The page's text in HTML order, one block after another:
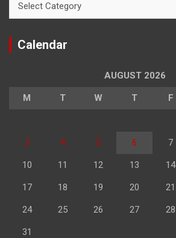
Calendar
AUGUST 2026
M T W T F
3 4 5 6 7
10 11 12 13 14
17 18 19 20 21
24 25 26 27 28
31